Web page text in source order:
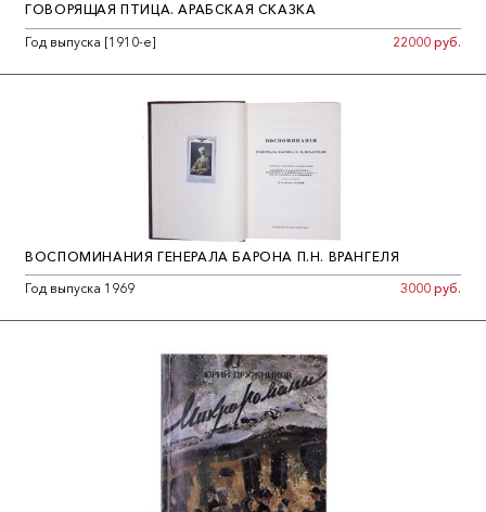
ГОВОРЯЩАЯ ПТИЦА. АРАБСКАЯ СКАЗКА
Год выпуска [1910-е]
22000 руб.
ВОСПОМИНАНИЯ ГЕНЕРАЛА БАРОНА П.Н. ВРАНГЕЛЯ
Год выпуска 1969
3000 руб.